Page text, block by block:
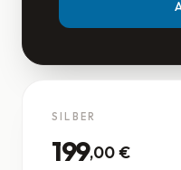
SILBER
199,00 €